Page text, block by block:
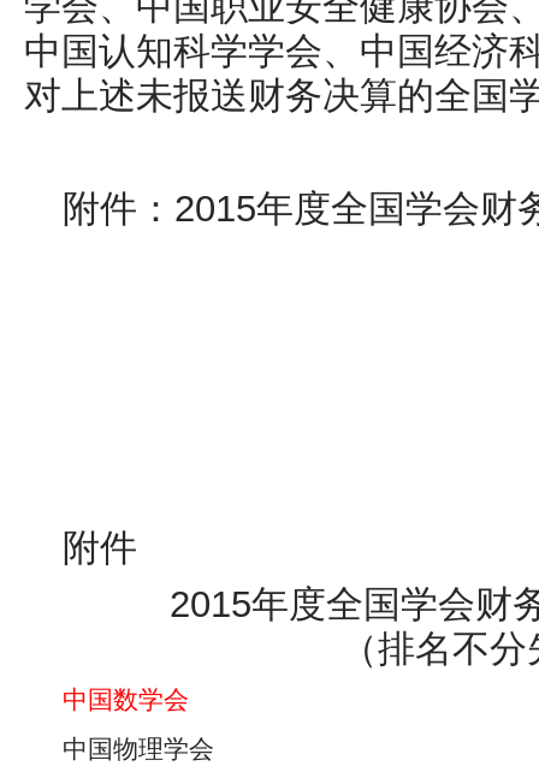
中国认知科学学会、中国经济
对上述未报送财务决算的全国
附件：2015年度全国学会财
附件
2015年度全国学会财
（排名不
中国数学会
中国物理学会